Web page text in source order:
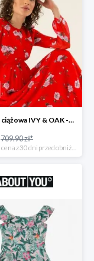
Sukienka ciążowa IVY & OAK -50%
709.90 zł*
*najniższa cena z 30 dni przed obniżką